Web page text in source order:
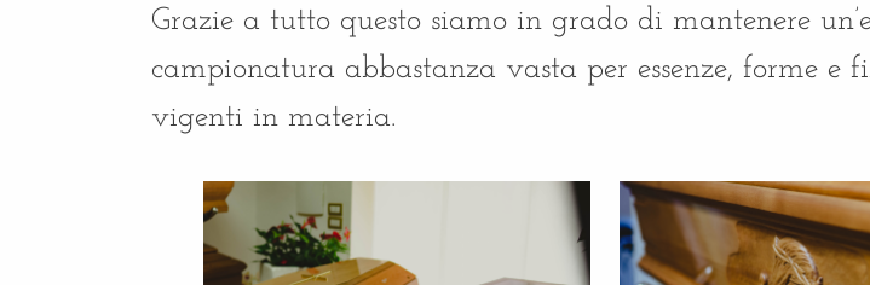
Grazie a tutto questo siamo in grado di mantenere
campionatura abbastanza vasta per essenze, forme e
vigenti in materia.